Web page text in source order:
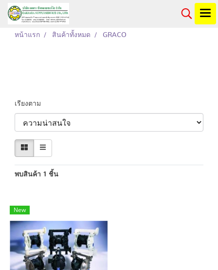
หน้าแรก สินค้าทั้งหมด GRACO
เรียงตาม
พบสินค้า 1 ชิ้น
New